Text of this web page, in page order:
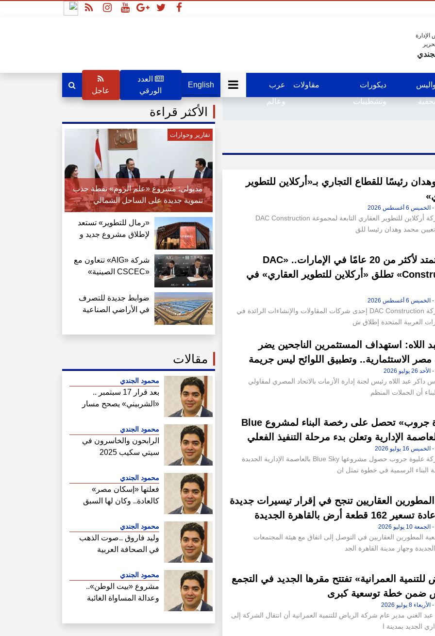
ديكورات
وتشطيبات
مقاولات
عرب
وعالم
English
العدد
الورقي
عاجل
رئيسًا للقطاع التجاري بـ«أركلاين للتطوير
أعلنت شركة أركلاين للتطوير العقاري التابعة لمجموعة DAC Construction
تعيين محمد وهدان رئيسا للق
بخبرة تمتد لأكثر من 20 عامًا في الإمارات.. «DAC
Construction» تطلق «أركلاين للتطوير العقاري» في
أعلنت شركة DAC Construction إحدى شركات المقاولات والإنشاءات الرائدة في
العربية المتحدة إطلاق ش
اللاه: استهداف المستثمرين الناجحين يضر
الاستثمارية.. وتطبيق اللوائح ليس جريمة
داكر عبد اللاه رئيس لجنة إدارة الأزمات بالاتحاد المصري لمقاولي
أن الحملات المنظم
« عليوة جروب» تحصل على رخصة البناء لمشروع Blue
أعلنت شركة عليوة جروب حصول مشروعها Blue Sky بالعاصمة الإدارية الجديدة
الرسمية في خطوة تمثل ان
العقاريين تنجح في إقرار تيسيرات جديدة
قطعة أرض بالقاهرة الجديدة
المطورين العقاريين في التوصل إلى اتفاق مع هيئة المجتمعات
وجهاز مدينة القاهرة الجد
للتنمية العمرانية» تفتتح مقرها الجديد في التجمع
ضمن خطة توسعية كبرى
الغني مدير عام شركة الرياض للتنمية العمرانية أن انتقال الشركة إلى
الجديد بمدينة ا
الأكثر قراءة
تقارير وحوارات
مدبولى: مشروع «علم الروم» نقطة جذب
تنموية جديدة على الساحل الشمالي
«رمال للتطوير» تستعد
لإطلاق مشروع جديد و
في منطقة غرب القاهرة
شركة «AIG» تتعاون مع
«CSCEC الصينية»
بالعاصمة الجديدة بمعايير
عالمية
ضوابط جديدة للتصرف
في الأراضي الصناعية
2027
مقالات
محمود الجندي
بعد قرار 17 سبتمبر ..
«الشربيني» يصحح مسار
محمود الجندي
الرابحون والخاسرون في
سيتي سكيب 2025
محمود الجندي
فعلتها «إسكان مصر»
كالعادة.. وكان لها السبق
أراضي الساحل الشمالي
محمود الجندي
وليد فاروق ..صوت الذهب
في الصحافة العربية
محمود الجندي
مشروع «بيت الوطن»..
وعدالة المساواة الغائبة